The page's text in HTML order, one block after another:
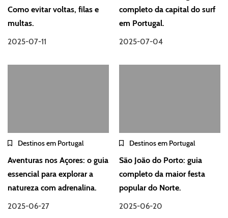
Como evitar voltas, filas e
multas.
2025-07-11
completo da capital do surf
em Portugal.
2025-07-04
Destinos em Portugal
Aventuras nos Açores: o guia
essencial para explorar a
natureza com adrenalina.
2025-06-27
Destinos em Portugal
São João do Porto: guia
completo da maior festa
popular do Norte.
2025-06-20